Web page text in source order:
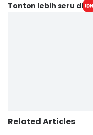
Tonton lebih seru di
Related Articles